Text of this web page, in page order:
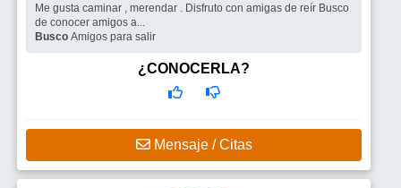
Me gusta caminar , merendar . Disfruto con amigas de reír Busco
de conocer amigos a...
Busco Amigos para salir
¿CONOCERLA?
Mensaje / Citas